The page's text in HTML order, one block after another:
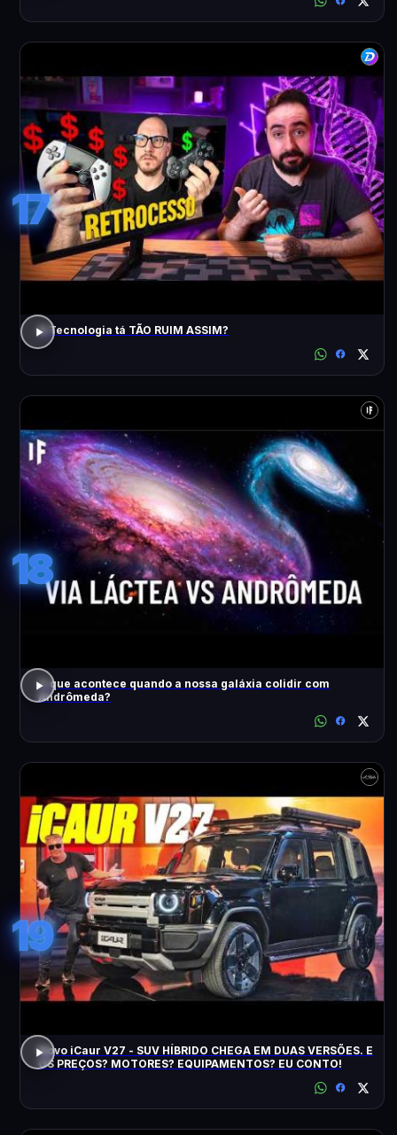
17
A Tecnologia tá TÃO RUIM ASSIM?
18
O que acontece quando a nossa galáxia colidir com
Andrômeda?
19
Novo iCaur V27 - SUV HÍBRIDO CHEGA EM DUAS VERSÕES. E
OS PREÇOS? MOTORES? EQUIPAMENTOS? EU CONTO!